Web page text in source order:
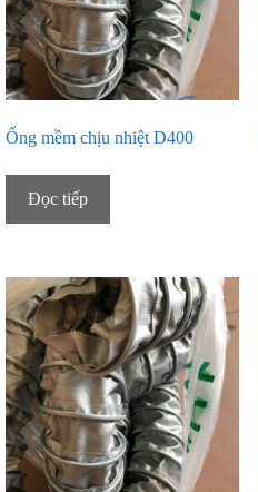
Ống mềm chịu nhiệt D400
Đọc tiếp